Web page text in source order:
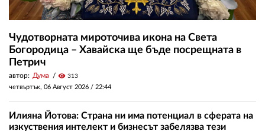
Чудотворната мироточива икона на Света
Богородица – Хавайска ще бъде посрещната в
Петрич
автор: Дума visibility 313
четвъртък, 06 Август 2026 / 22:44
Илияна Йотова: Страна ни има потенциал в сферата на
изкуствения интелект и бизнесът забелязва тези